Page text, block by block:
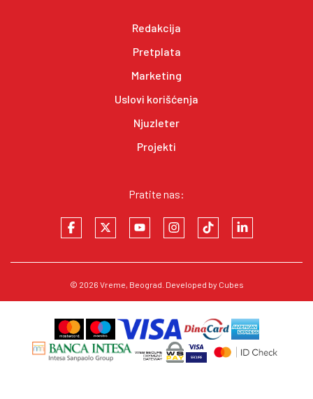
Redakcija
Pretplata
Marketing
Uslovi korišćenja
Njuzleter
Projekti
Pratite nas:
© 2026 Vreme, Beograd. Developed by Cubes